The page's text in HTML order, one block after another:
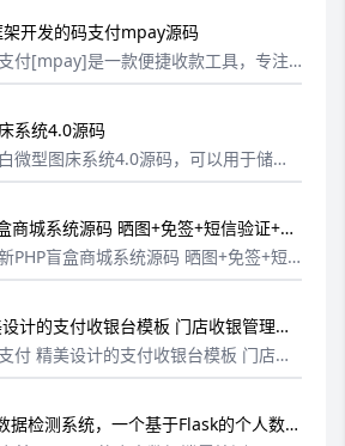
丰富的系统功能，解决大多...
开发的码支付mpay源码
付[mpay]是一款便捷收款工具，专注
款，通过普通收款码即可实现收款通知
使用，不断更新支持第四...
系统4.0源码
微型图床系统4.0源码，可以用于储存
可设置单日单 ip 的上传次数，上传视
境：PHP7.4下...
商城系统源码 晒图+免签+短信验证+在
框架
PHP盲盒商城系统源码 晒图+免签+短
回收 thinkphp框架源码前端uniapp开
...
计的支付收银台模板 门店收银管理系
付 精美设计的支付收银台模板 门店收
这款支付收银台模板还特别增加了App
以使用Appl...
据检测系统，一个基于Flask的个人数据